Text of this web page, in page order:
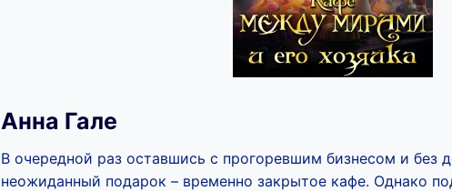
Анна Гале
В очередной раз оставшись с прогоревшим бизнесом и без
неожиданный подарок – временно закрытое кафе. Однако